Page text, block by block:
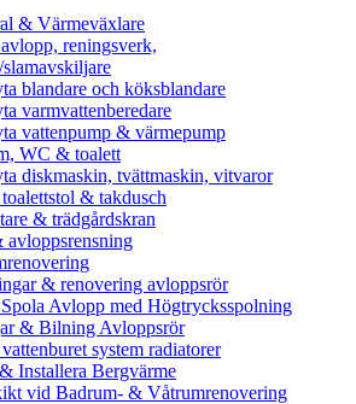
& Värmeväxlare
reningsverk,
blandare och köksblandare
varmvattenberedare
vattenpump & värmepump
WC & toalett
diskmaskin, tvättmaskin, vitvaror
& takdusch
& trädgårdskran
& renovering avloppsrör
Avlopp med Högtrycksspolning
& Bilning Avloppsrör
system radiatorer
Installera Bergvärme
vid Badrum- & Våtrumrenovering